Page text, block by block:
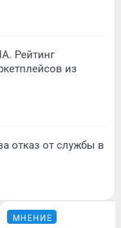
Рейтинг
из
отказ от службы в
МНЕНИЕ